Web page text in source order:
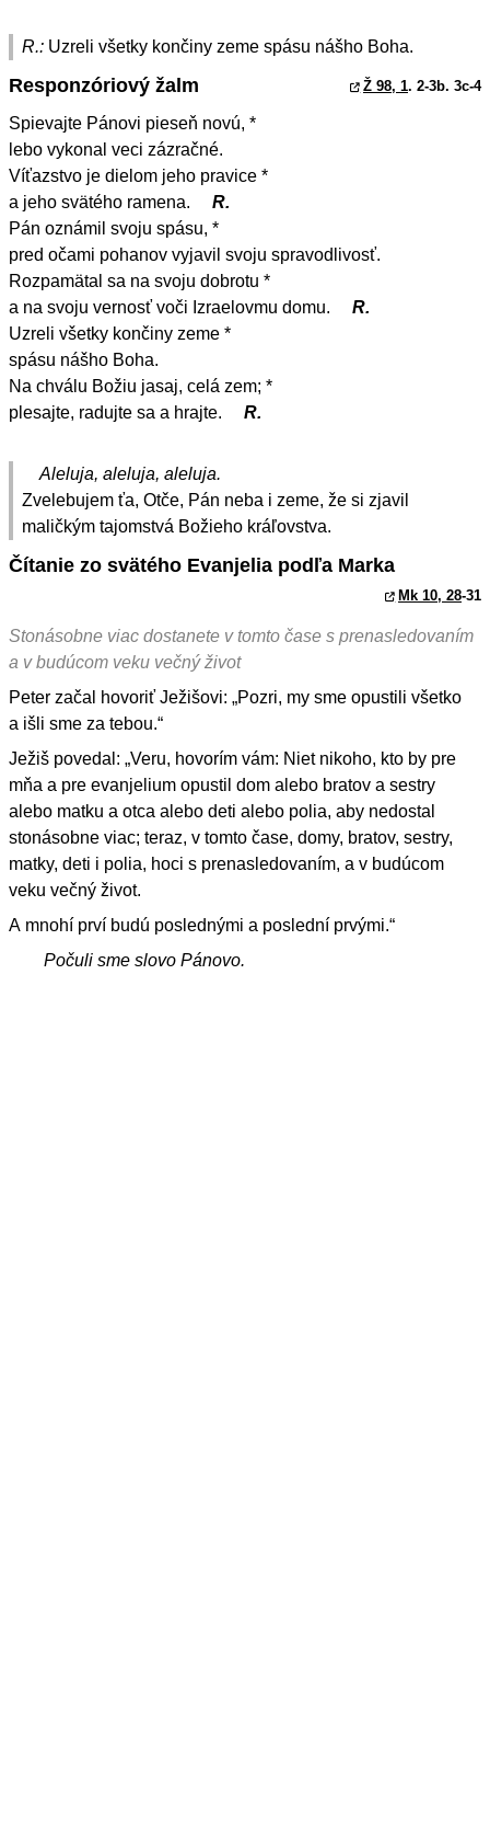
R.: Uzreli všetky končiny zeme spásu nášho Boha.
Responzóriový žalm Ž 98, 1. 2-3b. 3c-4
Spievajte Pánovi pieseň novú, *
lebo vykonal veci zázračné.
Víťazstvo je dielom jeho pravice *
a jeho svätého ramena.
R.
Pán oznámil svoju spásu, *
pred očami pohanov vyjavil svoju spravodlivosť.
Rozpamätal sa na svoju dobrotu *
a na svoju vernosť voči Izraelovmu domu.
R.
Uzreli všetky končiny zeme *
spásu nášho Boha.
Na chválu Božiu jasaj, celá zem; *
plesajte, radujte sa a hrajte.
R.
Aleluja, aleluja, aleluja.
Zvelebujem ťa, Otče, Pán neba i zeme, že si zjavil
maličkým tajomstvá Božieho kráľovstva.
Čítanie zo svätého Evanjelia podľa Marka
Mk 10, 28-31
Stonásobne viac dostanete v tomto čase s prenasledovaním
a v budúcom veku večný život
Peter začal hovoriť Ježišovi: „Pozri, my sme opustili všetko
a išli sme za tebou.“
Ježiš povedal: „Veru, hovorím vám: Niet nikoho, kto by pre
mňa a pre evanjelium opustil dom alebo bratov a sestry
alebo matku a otca alebo deti alebo polia, aby nedostal
stonásobne viac; teraz, v tomto čase, domy, bratov, sestry,
matky, deti i polia, hoci s prenasledovaním, a v budúcom
veku večný život.
A mnohí prví budú poslednými a poslední prvými.“
Počuli sme slovo Pánovo.